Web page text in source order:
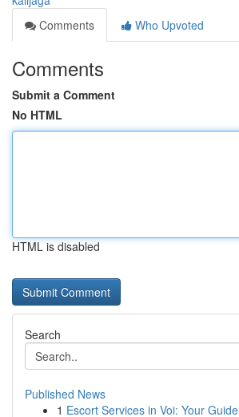
Comments
Who Upvoted
Comments
Submit a Comment
No HTML
HTML is disabled
Search
Published News
1 Escort Services in Voi: Your Guide